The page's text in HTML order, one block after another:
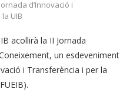
d’Innovació i
UIB
acollirà la II Jornada
un esdeveniment
i Transferència i per la